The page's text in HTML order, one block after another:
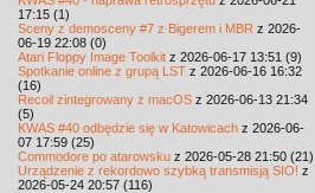
17:15 (1)
Sceny z demosceny #7 z Bigerem i MBR z 2026-
06-19 22:08 (0)
Atari Floppy Image Toolkit z 2026-06-17 13:51 (9)
Spotkanie online z grupą LST z 2026-06-16 16:32
(16)
Recoil zintegrowany z macOS z 2026-06-13 21:34
(5)
KWAS #40 odbędzie się w Katowicach z 2026-06-
07 17:59 (25)
Commodore po atarowsku z 2026-05-28 21:50 (21)
Urządzenie z rekordowo szybką transmisją SIO! z
2026-05-24 20:57 (116)